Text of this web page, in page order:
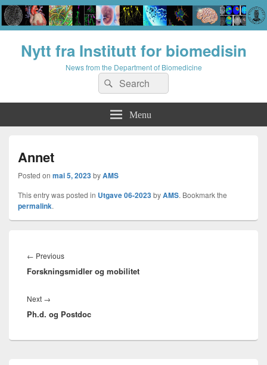
Nytt fra Institutt for biomedisin
News from the Department of Biomedicine
Search
for:
Search
Menu
Annet
Posted on mai 5, 2023byAMS
This entry was posted in Utgave 06-2023byAMS. Bookmark the
permalink.
← PreviousPrevious
post:
Forskningsmidler og mobilitet
Next →
post:
Ph.d. og Postdoc